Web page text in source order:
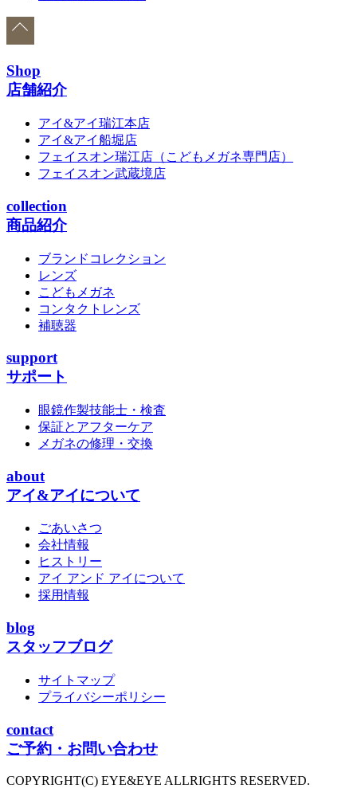
Shop
店舗紹介
アイ&アイ瑞江本店
アイ&アイ船堀店
フェイスオン瑞江店 （こどもメガネ専門店）
フェイスオン武蔵境店
collection
商品紹介
ブランドコレクション
レンズ
こどもメガネ
コンタクトレンズ
補聴器
support
サポート
眼鏡作製技能士・検査
保証とアフターケア
メガネの修理・交換
about
アイ&アイについて
ごあいさつ
会社情報
ヒストリー
アイ アンド アイについて
採用情報
blog
スタッフブログ
サイトマップ
プライバシーポリシー
contact
ご予約・お問い合わせ
COPYRIGHT(C) EYE&EYE ALLRIGHTS RESERVED.